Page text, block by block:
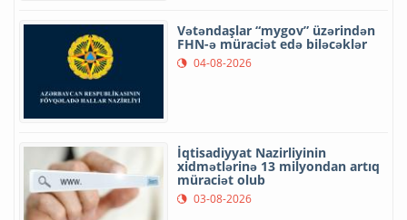
Vətəndaşlar “mygov” üzərindən
FHN-ə müraciət edə biləcəklər
04-08-2026
İqtisadiyyat Nazirliyinin
xidmətlərinə 13 milyondan artıq
müraciət olub
03-08-2026